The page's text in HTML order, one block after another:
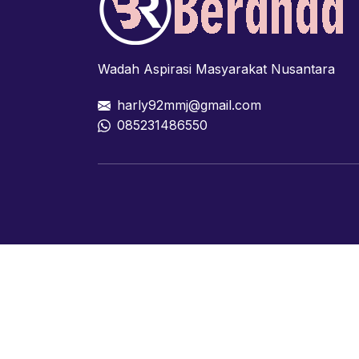
Wadah Aspirasi Masyarakat Nusantara
harly92mmj@gmail.com
085231486550